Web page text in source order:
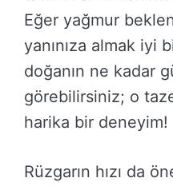
Eğer yağmur
yanınıza almak iyi
doğanın ne kadar
görebilirsiniz; o
harika bir deneyim!
Rüzgarın hızı da